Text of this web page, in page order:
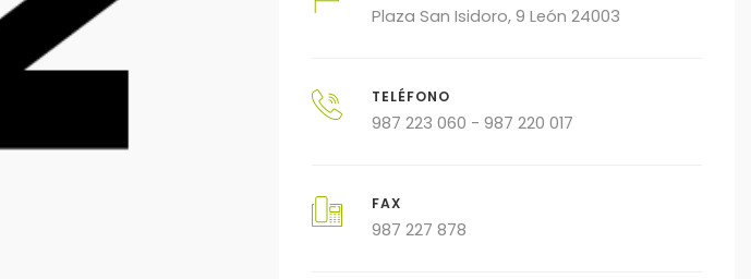
Plaza San Isidoro, 9 León 24003
TELÉFONO
987 223 060 - 987 220 017
FAX
987 227 878